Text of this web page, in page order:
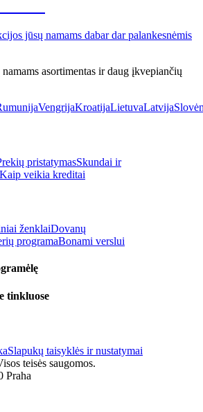
jūsų namams dabar dar palankesnėmis
asortimentas ir daug įkvepiančių
VengrijaKroatijaLietuvaLatvija
pristatymasSkundai ir
Kaip veikia kreditai
ženklaiDovanų
programaBonami verslui
tinkluose
Slapukų taisyklės ir nustatymai
teisės saugomos.
Praha